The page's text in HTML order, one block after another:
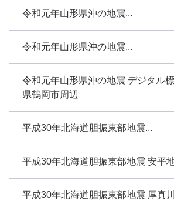
令和元年山形県沖の地震...
令和元年山形県沖の地震...
令和元年山形県沖の地震 デジタル
県鶴岡市周辺
平成30年北海道胆振東部地震...
平成30年北海道胆振東部地震 安平
平成30年北海道胆振東部地震 厚真